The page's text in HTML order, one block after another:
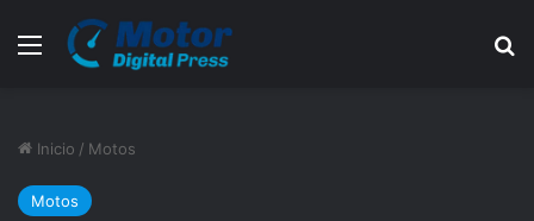
Menú
Inicio / Motos
Motos